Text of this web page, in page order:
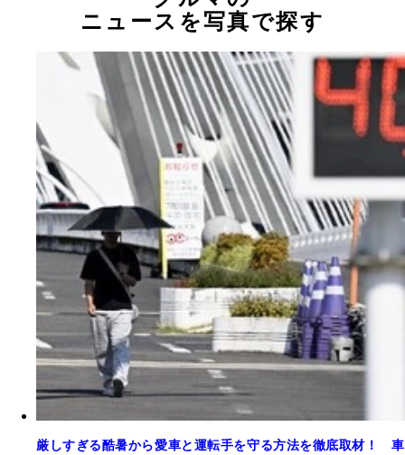
ニュースを写真で探す
厳しすぎる酷暑から愛車と運転手を守る方法を徹底取材！ 車